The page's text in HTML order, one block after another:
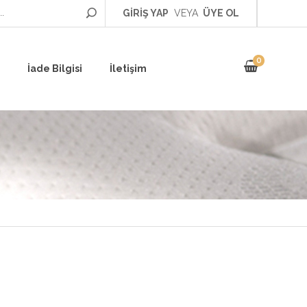
GİRİŞ YAP VEYA ÜYE OL
İade Bilgisi İletişim
0